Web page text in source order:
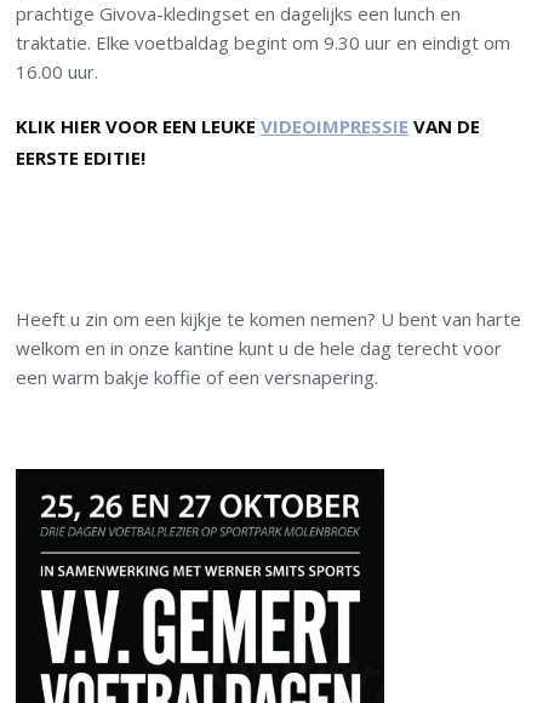
prachtige Givova-kledingset en dagelijks een lunch en
traktatie. Elke voetbaldag begint om 9.30 uur en eindigt om
16.00 uur.
KLIK HIER VOOR EEN LEUKEVIDEOIMPRESSIE VAN DE
EERSTE EDITIE!
Heeft u zin om een kijkje te komen nemen? U bent van harte
welkom en in onze kantine kunt u de hele dag terecht voor
een warm bakje koffie of een versnapering.